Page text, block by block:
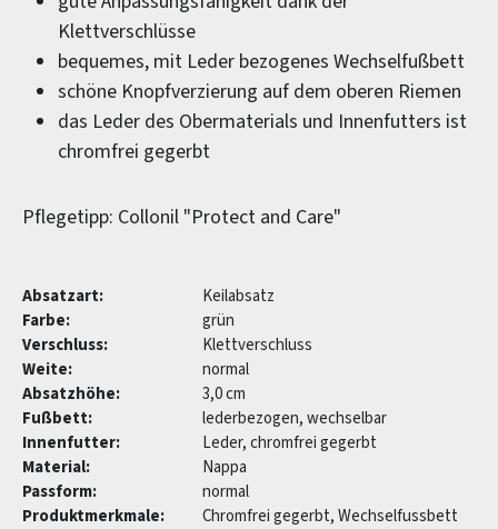
Klettverschlüsse
bequemes, mit Leder bezogenes Wechselfußbett
schöne Knopfverzierung auf dem oberen Riemen
das Leder des Obermaterials und Innenfutters ist
chromfrei gegerbt
Pflegetipp: Collonil "Protect and Care"
Absatzart:
Keilabsatz
Farbe:
grün
Verschluss:
Klettverschluss
Weite:
normal
Absatzhöhe:
3,0 cm
Fußbett:
lederbezogen, wechselbar
Innenfutter:
Leder, chromfrei gegerbt
Material:
Nappa
Passform:
normal
Produktmerkmale:
Chromfrei gegerbt, Wechselfussbett